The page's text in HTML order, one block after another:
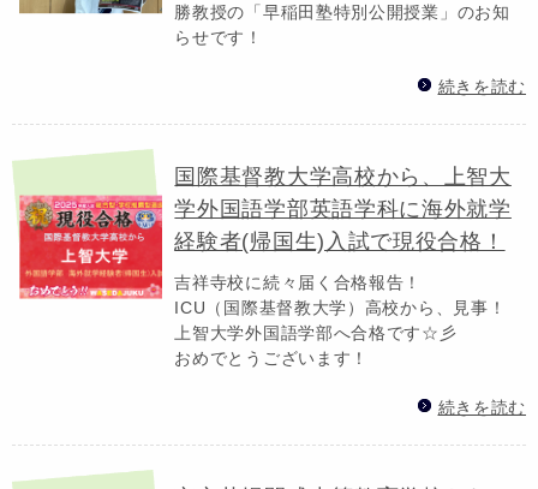
勝教授の「早稲田塾特別公開授業」のお知
らせです！
続きを読む
国際基督教大学高校から、上智大
学外国語学部英語学科に海外就学
経験者(帰国生)入試で現役合格！
吉祥寺校に続々届く合格報告！
ICU（国際基督教大学）高校から、見事！
上智大学外国語学部へ合格です☆彡
おめでとうございます！
続きを読む